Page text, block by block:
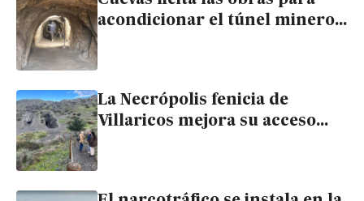
acondicionar el túnel minero
La Necrópolis fenicia de
Villaricos mejora su acceso